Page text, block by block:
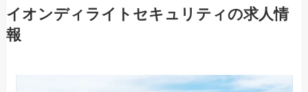
イオンディライトセキュリティの求人情
報